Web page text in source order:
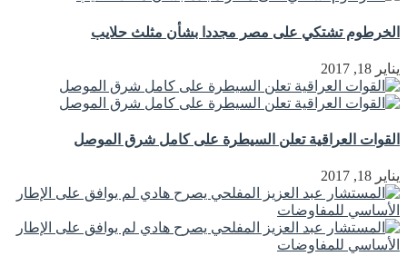
الخرطوم تشتكي على مصر مجددا بشأن مثلث حلايب
يناير 18, 2017
القوات العراقية تعلن السيطرة على كامل شرق الموصل
يناير 18, 2017